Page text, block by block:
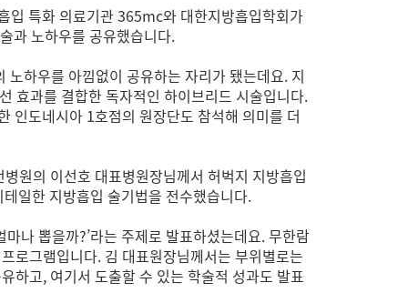
특화 의료기관 365mc와 대한지방흡입학회가
과 노하우를 공유했습니다.
하우를 아낌없이 공유하는 자리가 됐는데요. 지
효과를 결합한 독자적인 하이브리드 시술입니다.
인도네시아 1호점의 원장단도 참석해 의미를 더
원의 이선호 대표병원장님께서 허벅지 지방흡입
일한 지방흡입 술기법을 전수했습니다.
나 뽑을까?’라는 주제로 발표하셨는데요. 무한람
로그램입니다. 김 대표원장님께서는 부위별로는
하고, 여기서 도출할 수 있는 학술적 성과도 발표